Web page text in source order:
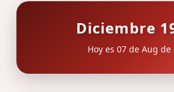
Diciembre
Hoy es 07 de Aug de